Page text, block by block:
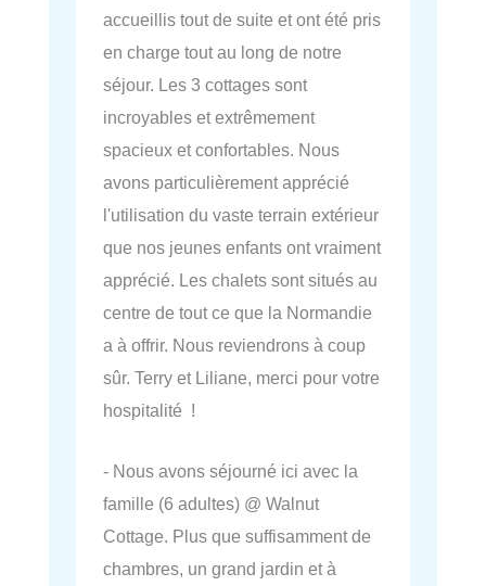
accueillis tout de suite et ont été pris
en charge tout au long de notre
séjour. Les 3 cottages sont
incroyables et extrêmement
spacieux et confortables. Nous
avons particulièrement apprécié
l'utilisation du vaste terrain extérieur
que nos jeunes enfants ont vraiment
apprécié. Les chalets sont situés au
centre de tout ce que la Normandie
a à offrir. Nous reviendrons à coup
sûr. Terry et Liliane, merci pour votre
hospitalité !
- Nous avons séjourné ici avec la
famille (6 adultes) @ Walnut
Cottage. Plus que suffisamment de
chambres, un grand jardin et à